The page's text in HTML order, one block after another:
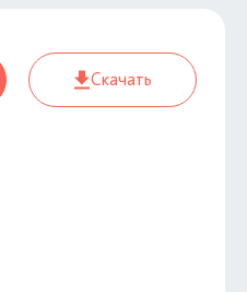
Скачать